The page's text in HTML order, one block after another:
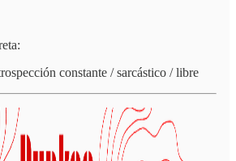
constante / sarcástico / libre